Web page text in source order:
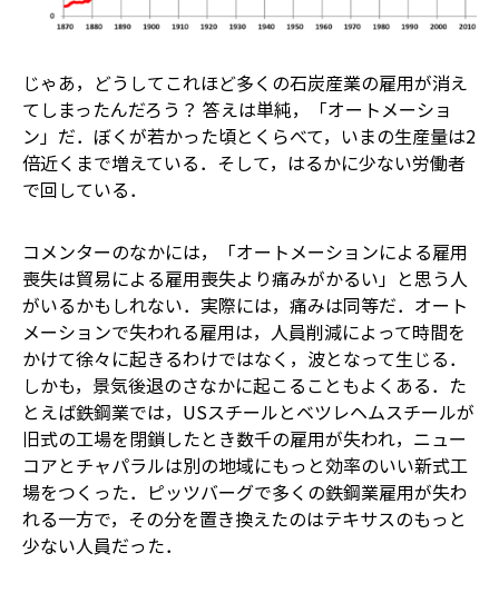
じゃあ，どうしてこれほど多くの石炭産業の雇用が消え
てしまったんだろう？ 答えは単純，「オートメーショ
ン」だ．ぼくが若かった頃とくらべて，いまの生産量は2
倍近くまで増えている．そして，はるかに少ない労働者
で回している．
コメンターのなかには，「オートメーションによる雇用
喪失は貿易による雇用喪失より痛みがかるい」と思う人
がいるかもしれない．実際には，痛みは同等だ．オート
メーションで失われる雇用は，人員削減によって時間を
かけて徐々に起きるわけではなく，波となって生じる．
しかも，景気後退のさなかに起こることもよくある．た
とえば鉄鋼業では，USスチールとベツレヘムスチールが
旧式の工場を閉鎖したとき数千の雇用が失われ，ニュー
コアとチャパラルは別の地域にもっと効率のいい新式工
場をつくった．ピッツバーグで多くの鉄鋼業雇用が失わ
れる一方で，その分を置き換えたのはテキサスのもっと
少ない人員だった．